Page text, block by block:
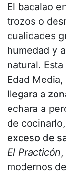
El bacalao
trozos o
cualidades
humedad y
natural.
Edad Media,
llegara a
echara a
de
exceso de
El Practicón
modernos